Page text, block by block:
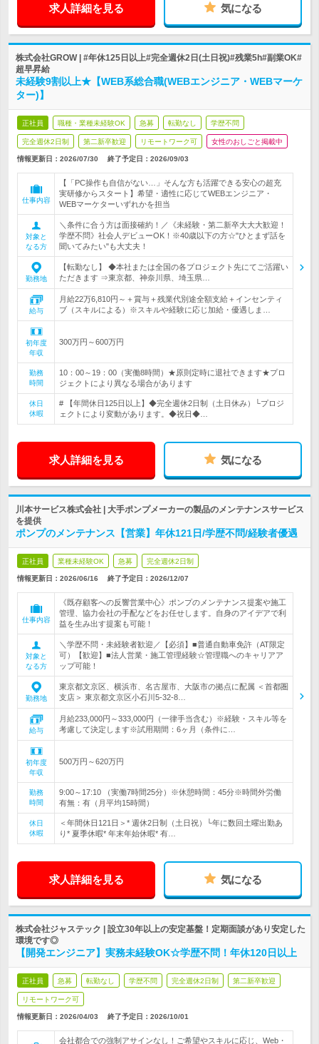
求人詳細を見る 気になる
株式会社GROW | #年休125日以上#完全週休2日(土日祝)#残業5h#副業OK#
超早昇給
未経験9割以上★【WEB系総合職(WEBエンジニア・WEBマーケ
ター)】
正社員 職種・業種未経験OK 急募 転勤なし 学歴不問
完全週休2日制 第二新卒歓迎 リモートワーク可 女性のおしごと掲載中
情報更新日：2026/07/30 終了予定日： 2026/09/03
仕事内容
【「PC操作も自信がない…」そんな方も活躍できる安心の超充
実研修からスタート】希望・適性に応じてWEBエンジニア・
WEBマーケターいずれかを担当
対象と
なる方
＼条件に合う方は面接確約！／《未経験・第二新卒大大大歓迎！
学歴不問》社会人デビューOK！※40歳以下の方☆"ひとまず話を
聞いてみたい"も大丈夫！
勤務地
【転勤なし】 ◆本社または全国の各プロジェクト先にてご活躍い
ただきます ⇒東京都、神奈川県、埼玉県…
給与
月給22万6,810円～＋賞与＋残業代別途全額支給＋インセンティ
ブ（スキルによる）※スキルや経験に応じ加給・優遇しま…
初年度
年収
300万円～600万円
勤務
時間
10：00～19：00（実働8時間）★原則定時に退社できます★プロ
ジェクトにより異なる場合があります
休日
休暇
# 【年間休日125日以上】◆完全週休2日制（土日休み）└プロジ
ェクトにより変動があります。◆祝日◆…
求人詳細を見る 気になる
川本サービス株式会社 | 大手ポンプメーカーの製品のメンテナンスサービス
を提供
ポンプのメンテナンス【営業】年休121日/学歴不問/経験者優遇
正社員 業種未経験OK 急募 完全週休2日制
情報更新日：2026/06/16 終了予定日： 2026/12/07
仕事内容
《既存顧客への反響営業中心》ポンプのメンテナンス提案や施工
管理、協力会社の手配などをお任せします。自身のアイデアで利
益を生み出す提案も可能！
対象と
なる方
＼学歴不問・未経験者歓迎／【必須】■普通自動車免許（AT限定
可）【歓迎】■法人営業・施工管理経験☆管理職へのキャリアア
ップ可能！
勤務地
東京都文京区、横浜市、名古屋市、大阪市の拠点に配属 ＜首都圏
支店＞ 東京都文京区小石川5-32-8…
給与
月給233,000円～333,000円（一律手当含む）※経験・スキル等を
考慮して決定します※試用期間：6ヶ月（条件に…
初年度
年収
500万円～620万円
勤務
時間
9:00～17:10 （実働7時間25分）※休憩時間：45分※時間外労働
有無：有（月平均15時間）
休日
休暇
＜年間休日121日＞* 週休2日制（土日祝）└年に数回土曜出勤あ
り* 夏季休暇* 年末年始休暇* 有…
求人詳細を見る 気になる
株式会社ジャステック | 設立30年以上の安定基盤！定期面談があり安定した
環境です◎
【開発エンジニア】実務未経験OK☆学歴不問！年休120日以上
正社員 急募 転勤なし 学歴不問 完全週休2日制 第二新卒歓迎
リモートワーク可
情報更新日：2026/04/03 終了予定日： 2026/10/01
会社都合での強制アサインなし！ご希望やスキルに応じ、Web・